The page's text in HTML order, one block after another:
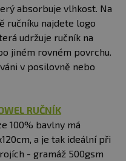
absorbuje vlhkost. Na
ručníku najdete logo
udržuje ručník na
jiném rovném povrchu.
v posilovně nebo
RUČNÍK
100% bavlny má
a je tak ideální při
- gramáž 500gsm